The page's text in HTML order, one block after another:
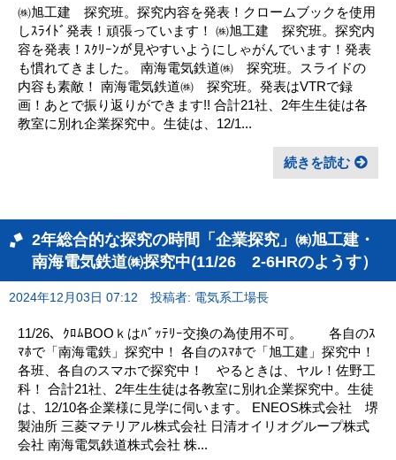
㈱旭工建 探究班。探究内容を発表！クロームブックを使用
しｽﾗｲﾄﾞ発表！頑張っています！ ㈱旭工建 探究班。探究内
容を発表！ｽｸﾘｰﾝが見やすいようにしゃがんでいます！発表
も慣れてきました。 南海電気鉄道㈱ 探究班。スライドの
内容も素敵！ 南海電気鉄道㈱ 探究班。発表はVTRで録
画！あとで振り返りができます!! 合計21社、2年生生徒は各
教室に別れ企業探究中。生徒は、12/1...
続きを読む
2年総合的な探究の時間「企業探究」㈱旭工建・
南海電気鉄道㈱探究中(11/26 2-6HRのようす）
2024年12月03日 07:12 投稿者: 電気系工場長
11/26、ｸﾛﾑBOOｋはﾊﾞｯﾃﾘｰ交換の為使用不可。 各自のｽ
ﾏﾎで「南海電鉄」探究中！ 各自のｽﾏﾎで「旭工建」探究中！
各班、各自のスマホで探究中！ やるときは、ヤル！佐野工
科！ 合計21社、2年生生徒は各教室に別れ企業探究中。生徒
は、12/10各企業様に見学に伺います。 ENEOS株式会社 堺
製油所 三菱マテリアル株式会社 日清オイリオグループ株式
会社 南海電気鉄道株式会社 株...